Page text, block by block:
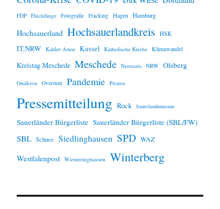
i
FDP Flüchtlinge Fotografie Fracking Hagen Hamburg
Hochsauerland Hochsauerlandkreis HSK
IT.NRW Kahler Asten Kassel Katholische Kirche Klimawandel
Kreistag Meschede Meschede Neonazis NRW Olsberg
Omikron Oversum Pandemie Piraten
Pressemitteilung Rock Sauerlandmuseum
Sauerländer Bürgerliste Sauerländer Bürgerliste (SBL/FW)
SBL Schnee Siedlinghausen SPD WAZ
Westfalenpost Wiemeringhausen Winterberg